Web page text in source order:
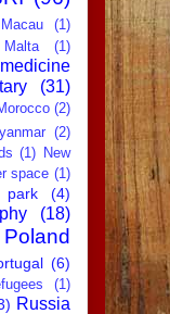
Macau
(1)
Malta (1)
medicine
(31)
(2)
(2)
(1) New
space (1)
park
(4)
(18)
Poland
(6)
(1)
Russia